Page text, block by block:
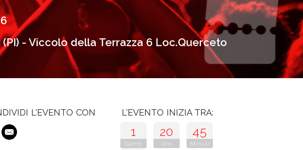
- Viccolo della Terrazza 6 Loc.Querceto
L'EVENTO CON L'EVENTO INIZIA TRA:
1
Giorni
20
Ore
45
Minuti